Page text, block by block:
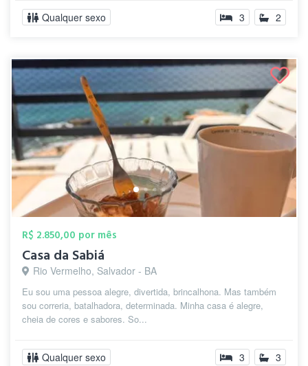
Qualquer sexo 3 2
R$ 2.850,00 por mês
Casa da Sabiá
Rio Vermelho, Salvador - BA
Eu sou uma pessoa alegre, divertida, brincalhona. Mas também
sou correria, batalhadora, determinada. Minha casa é alegre,
cheia de cores e sabores. So...
Qualquer sexo 3 3